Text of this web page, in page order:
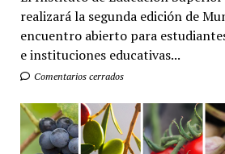
realizará la segunda edición de
encuentro abierto para
e instituciones educativas...
Comentarios cerrados